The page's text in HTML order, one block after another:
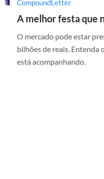
CompoundLetter
A melhor festa que
O mercado pode estar
bilhões de reais. Entenda
está acompanhando.